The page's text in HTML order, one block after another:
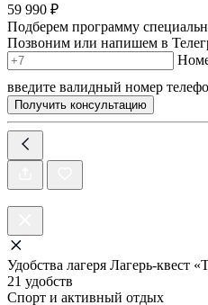
59 990 ₽
Подберем программу
Позвоним или напишем в
введите валидный номер
Получить консультацию
Удобства лагеря Лагерь-квест
21 удобств
Спорт и активный отдых